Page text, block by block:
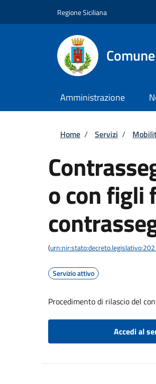
Regione Siciliana
Amministrazione
Briciole di
Home / Servizi /
o con figli
(
Servizio attivo
Procedimento di rilascio del
Accedi al